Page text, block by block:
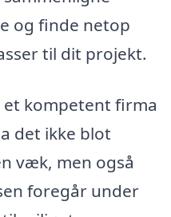
og finde netop
til dit projekt.
kompetent firma
det ikke blot
væk, men også
foregår under